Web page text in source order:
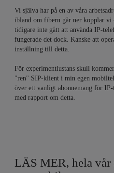
Vi själva har på en av våra
ibland om fibern går ner kopplar
tidigare inte gått att använda IP-
fungerade det dock. Kanske att
inställning till detta.
För experimentlustans skull
"ren" SIP-klient i min egen
över ett vanligt abonnemang för
med rapport om detta.
LÄS MER, hela